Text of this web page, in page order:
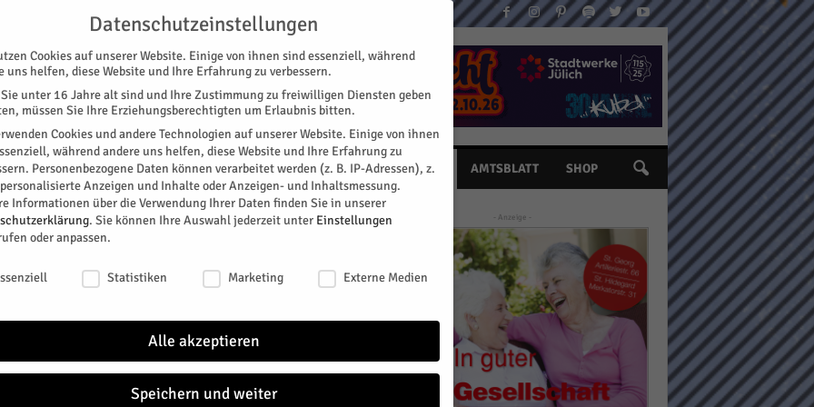
KONTAKT IMPRESSUM
SPEZIAL E-PAPER KINO GALERIE TERMINE AMTSBLATT SHOP
St. Hildegard
- Anzeige -
Datenschutzeinstellungen
Cookies auf unserer Website. Einige von ihnen sind essenziell, während
uns helfen, diese Website und Ihre Erfahrung zu verbessern.
unter 16 Jahre alt sind und Ihre Zustimmung zu freiwilligen Diensten geben
müssen Sie Ihre Erziehungsberechtigten um Erlaubnis bitten.
Cookies und andere Technologien auf unserer Website. Einige von ihnen
während andere uns helfen, diese Website und Ihre Erfahrung zu
Personenbezogene Daten können verarbeitet werden (z. B. IP-Adressen), z.
Anzeigen und Inhalte oder Anzeigen- und Inhaltsmessung.
Informationen über die Verwendung Ihrer Daten finden Sie in unserer
. Sie können Ihre Auswahl jederzeit unter Einstellungen
oder anpassen.
Statistiken Marketing Externe Medien
Alle akzeptieren
Speichern und weiter